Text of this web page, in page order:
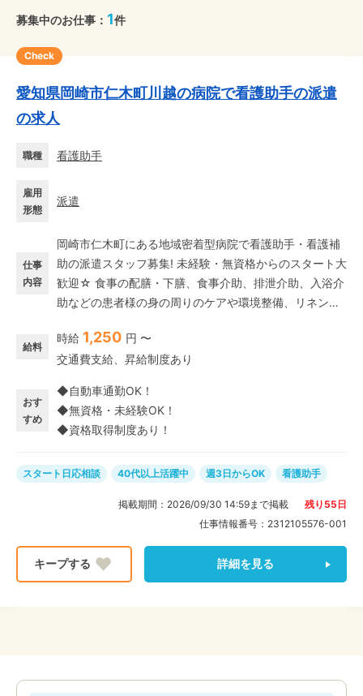
募集中のお仕事： 1件
Check
愛知県岡崎市仁木町川越の病院で看護助手の派遣
の求人
職種 看護助手
雇用
形態
派遣
仕事
内容
岡崎市仁木町にある地域密着型病院で看護助手・看護補
助の派遣スタッフ募集! 未経験・無資格からのスタート大
歓迎☆ 食事の配膳・下膳、食事介助、排泄介助、入浴介
助などの患者様の身の周りのケアや環境整備、リネン交
～翌5:00までは時給25%UP↑↑ 効率よく稼ぎたいなら
夜勤多めもOKです◎ もちろん日勤も大歓迎! 自分の都合
給料
時給 1,250 円 〜
交通費支給、昇給制度あり
おす
すめ
◆自動車通勤OK！
◆無資格・未経験OK！
◆資格取得制度あり！
スタート日応相談 40代以上活躍中 週3日からOK 看護助手
掲載期間： 2026/09/30 14:59まで掲載 残り 55 日
仕事情報番号： 2312105576-001
詳細を見る